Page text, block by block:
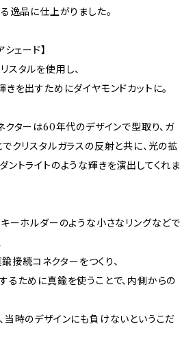
逸品に仕上がりました。
ェード】
スタルを使用し、
を出すためにダイヤモンドカットに。
クターは60年代のデザインで型取り、ガ
クリスタルガラスの反射と共に、光の拡
トライトのような輝きを演出してくれま
キーホルダーのような小さなリングなどで
続コネクターをつくり、
るために真鍮を使うことで、内側からの
当時のデザインにも負けないというこだ